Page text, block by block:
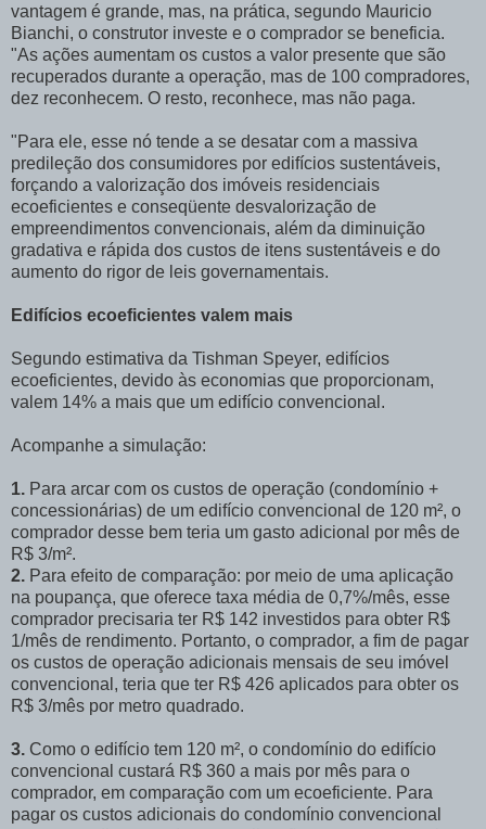
vantagem é grande, mas, na prática, segundo Mauricio
Bianchi, o construtor investe e o comprador se beneficia.
"As ações aumentam os custos a valor presente que são
recuperados durante a operação, mas de 100 compradores,
dez reconhecem. O resto, reconhece, mas não paga.
"Para ele, esse nó tende a se desatar com a massiva
predileção dos consumidores por edifícios sustentáveis,
forçando a valorização dos imóveis residenciais
ecoeficientes e conseqüente desvalorização de
empreendimentos convencionais, além da diminuição
gradativa e rápida dos custos de itens sustentáveis e do
aumento do rigor de leis governamentais.
Edifícios ecoeficientes valem mais
Segundo estimativa da Tishman Speyer, edifícios
ecoeficientes, devido às economias que proporcionam,
valem 14% a mais que um edifício convencional.
Acompanhe a simulação:
1. Para arcar com os custos de operação (condomínio +
concessionárias) de um edifício convencional de 120 m², o
comprador desse bem teria um gasto adicional por mês de
R$ 3/m².
2. Para efeito de comparação: por meio de uma aplicação
na poupança, que oferece taxa média de 0,7%/mês, esse
comprador precisaria ter R$ 142 investidos para obter R$
1/mês de rendimento. Portanto, o comprador, a fim de pagar
os custos de operação adicionais mensais de seu imóvel
convencional, teria que ter R$ 426 aplicados para obter os
R$ 3/mês por metro quadrado.
3. Como o edifício tem 120 m², o condomínio do edifício
convencional custará R$ 360 a mais por mês para o
comprador, em comparação com um ecoeficiente. Para
pagar os custos adicionais do condomínio convencional